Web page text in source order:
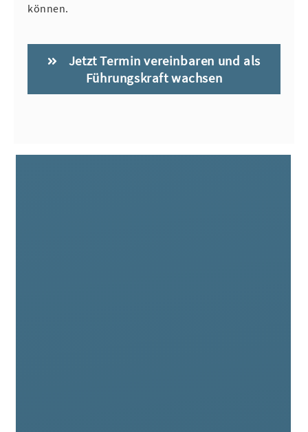
können.
Jetzt Termin vereinbaren und als
Führungskraft wachsen